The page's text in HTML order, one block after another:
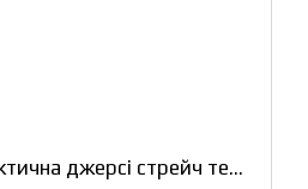
Футболка тактична джерсі стрейч темно-синя 58